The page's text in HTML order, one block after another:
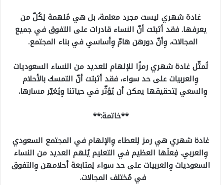
غادة شهري ليست مجرد معلمة، بل هي مُلهمة لِكُلّ من
يعرفها. فقد أثبتت أنّ النساء قادرات على التفوق في جميع
المجالات، وِأنّ دورهن هامّ وِأساسي في بناء المجتمع.
تُمثّل غادة شهري رمزًا للإلهام للعديد من النساء السعوديات
وِالعربيات على حد سواء، فقد أثبتت أنّ التمسك بالأحلام
وِالسعي لِتحقيقها يمكن أن يُؤثّر في حياتنا وِيُغيّر مسارها.
**خاتمة:**
غادة شهري هي رمز لِلعطاء وِالإلهام في المجتمع السعودي
وِالعربي. فِعلَها العظيم في التعليم يُلهم العديد من النساء
السعوديات وِالعربيات على حد سواء لِمتابعة أحلامهن وِالتفوق
في مُختلف المجالات.